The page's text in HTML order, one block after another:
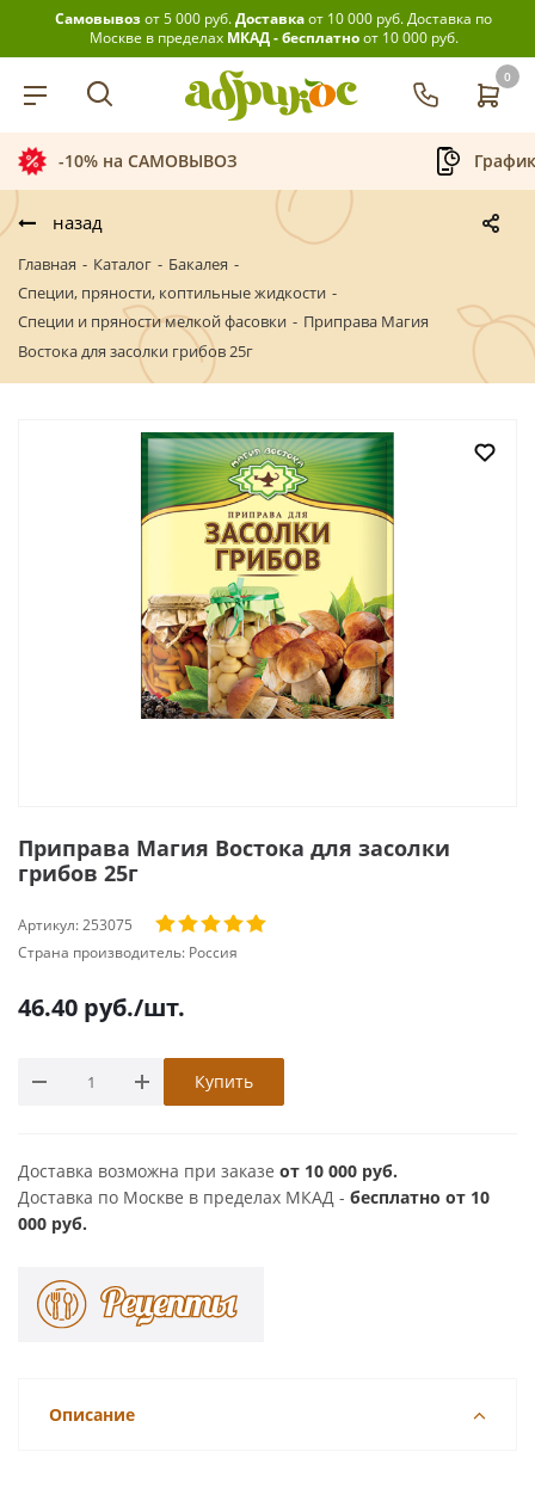
Самовывозот 5 000 руб.Доставкаот 10 000 руб.Доставка по
Москве в пределах МКАД - бесплатноот 10 000 руб.
0
-10% на САМОВЫВОЗ
назад
Главная - Каталог - Бакалея -
Специи, пряности, коптильные жидкости -
Специи и пряности мелкой фасовки - Приправа Магия
Востока для засолки грибов 25г
Приправа Магия Востока для засолки
грибов 25г
Артикул:253075
Страна производитель: Россия
46.40 руб./шт.
Купить
Доставка возможна при заказе от 10 000 руб.
Доставка по Москве в пределах МКАД - бесплатно от 10
000 руб.
Описание